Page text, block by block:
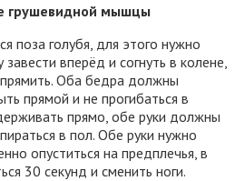
грушевидной мышцы
поза голубя, для этого нужно
вперёд и согнуть в колене,
Оба бедра должны
прямой и не прогибаться в
прямо, обе руки должны
в пол. Обе руки нужно
опуститься на предплечья, в
30 секунд и сменить ноги.